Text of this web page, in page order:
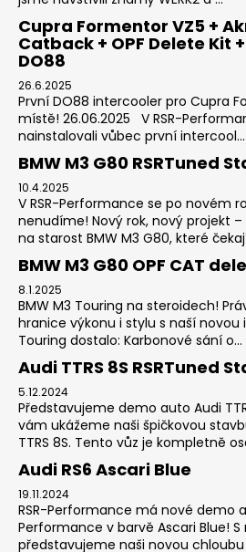
Cupra Formentor VZ5 +
Catback + OPF Delete Kit
DO88
26.6.2025
První DO88 intercooler pro Cupra
místě! 26.06.2025 V RSR-
nainstalovali vůbec první intercool...
BMW M3 G80 RSRTuned
10.4.2025
V RSR-Performance se po novém
nenudíme! Nový rok, nový projekt
na starost BMW M3 G80, které
BMW M3 G80 OPF CAT
8.1.2025
BMW M3 Touring na steroidech!
hranice výkonu i stylu s naší novou
Touring dostalo: Karbonové sání o...
Audi TTRS 8S RSRTuned
5.12.2024
Představujeme demo auto Audi
vám ukážeme naši špičkovou
TTRS 8S. Tento vůz je kompletně
Audi RS6 Ascari Blue
19.11.2024
RSR-Performance má nové demo
Performance v barvě Ascari Blue!
představujeme naši novou chloubu